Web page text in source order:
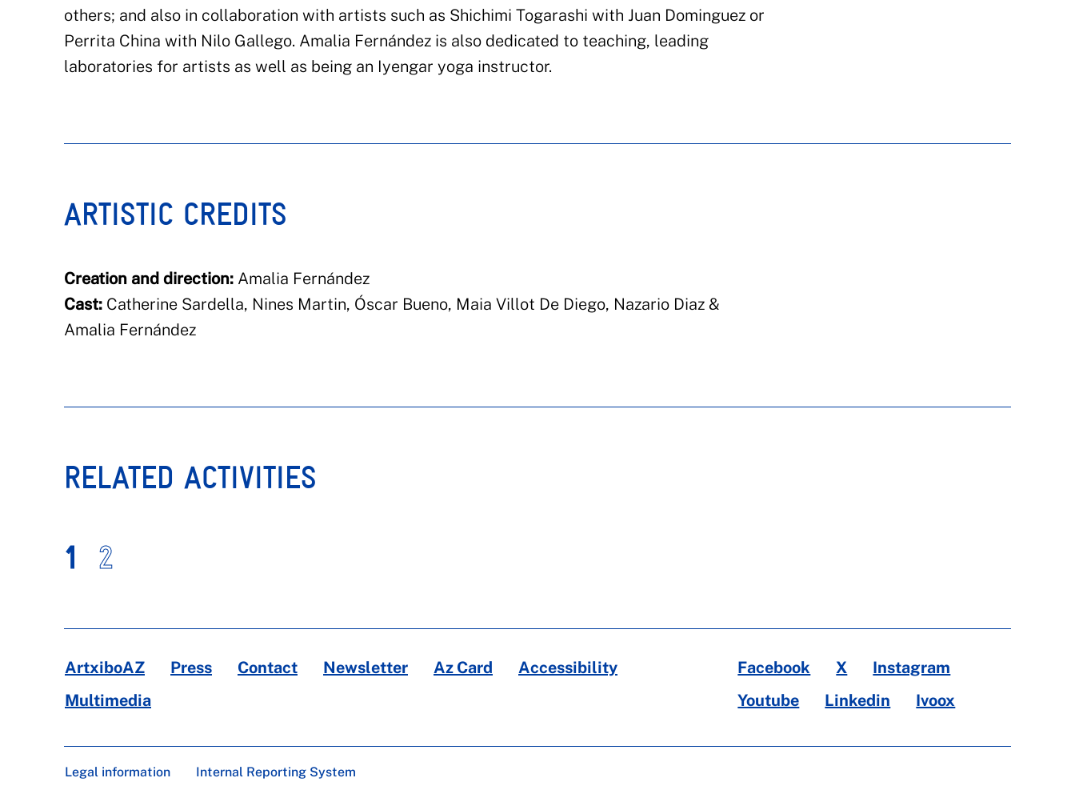
others; and also in collaboration with artists such as Shichimi Togarashi with Juan Dominguez or
Perrita China with Nilo Gallego. Amalia Fernández is also dedicated to teaching, leading
laboratories for artists as well as being an Iyengar yoga instructor.
ARTISTIC CREDITS
Creation and direction: Amalia Fernández
Cast: Catherine Sardella, Nines Martin, Óscar Bueno, Maia Villot De Diego, Nazario Diaz &
Amalia Fernández
RELATED ACTIVITIES
1 2
ArtxiboAZ Press Contact Newsletter Az Card
Accessibility
Multimedia
Facebook X
Instagram
Youtube
Linkedin Ivoox
Legal information Internal Reporting System